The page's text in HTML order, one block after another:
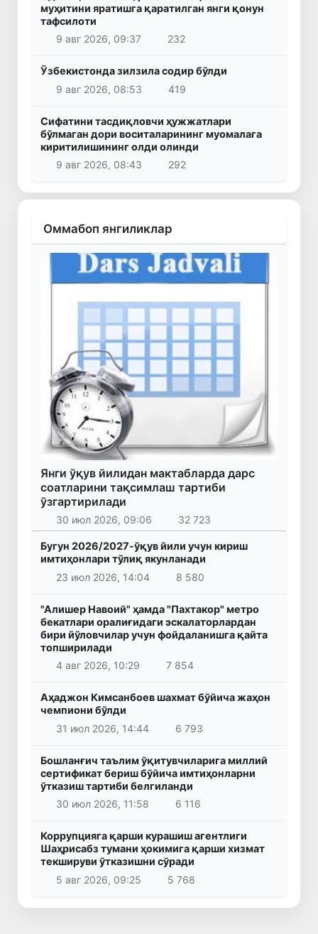
муҳитини яратишга қаратилган янги қонун
тафсилоти
9 авг 2026, 09:37
232
Ўзбекистонда зилзила содир бўлди
9 авг 2026, 08:53
419
Сифатини тасдиқловчи ҳужжатлари
бўлмаган дори воситаларининг муомалага
киритилишининг олди олинди
9 авг 2026, 08:43
292
Оммабоп янгиликлар
Янги ўқув йилидан мактабларда дарс
соатларини тақсимлаш тартиби
ўзгартирилади
30 июл 2026, 09:06 32 723
Бугун 2026/2027-ўқув йили учун кириш
имтиҳонлари тўлиқ якунланади
23 июл 2026, 14:04
8 580
"Алишер Навоий" ҳамда "Пахтакор" метро
бекатлари оралиғидаги эскалаторлардан
бири йўловчилар учун фойдаланишга қайта
топширилади
4 авг 2026, 10:29
7 854
Аҳаджон Кимсанбоев шахмат бўйича жаҳон
чемпиони бўлди
31 июл 2026, 14:44
6 793
Бошланғич таълим ўқитувчиларига миллий
сертификат бериш бўйича имтиҳонларни
ўтказиш тартиби белгиланди
30 июл 2026, 11:58
6 116
Коррупцияга қарши курашиш агентлиги
Шаҳрисабз тумани ҳокимига қарши хизмат
текшируви ўтказишни сўради
5 авг 2026, 09:25
5 768